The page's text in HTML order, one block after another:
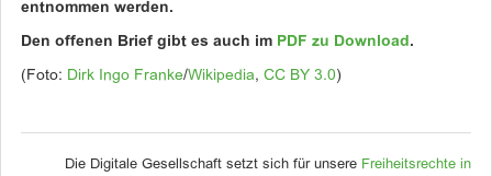
entnommen werden.
Den offenen Brief gibt es auch im PDF zu Download .
(Foto: Dirk Ingo Franke/Wikipedia, CC BY 3.0)
Die Digitale Gesellschaft setzt sich für unsere Freiheitsrechte in